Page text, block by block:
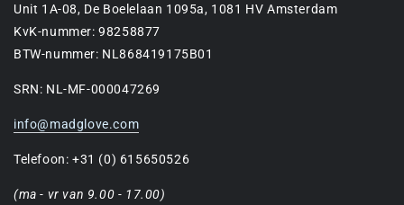
Unit 1A-08, De Boelelaan 1095a, 1081 HV Amsterdam
KvK-nummer: 98258877
BTW-nummer: NL868419175B01
SRN: NL-MF-000047269
info@madglove.com
Telefoon: +31 (0) 615650526
(ma - vr van 9.00 - 17.00)